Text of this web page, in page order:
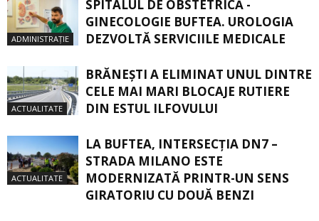
ADMINISTRAȚIE
SPITALUL DE OBSTETRICĂ -
GINECOLOGIE BUFTEA. UROLOGIA
DEZVOLTĂ SERVICIILE MEDICALE
ACTUALITATE
BRĂNEȘTI A ELIMINAT UNUL DINTRE
CELE MAI MARI BLOCAJE RUTIERE
DIN ESTUL ILFOVULUI
ACTUALITATE
LA BUFTEA, INTERSECŢIA DN7 –
STRADA MILANO ESTE
MODERNIZATĂ PRINTR-UN SENS
GIRATORIU CU DOUĂ BENZI